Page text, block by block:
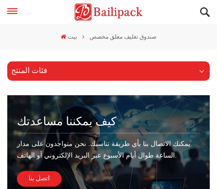
بيت صندوق تغليف معلق مخصص
فئات المنتج
كيف يمكننا مساعدتك
يمكنك الاتصال بنا بأي طريقة تناسبك. نحن متواجدون على مدار
الساعة طوال أيام الأسبوع عبر البريد الإلكتروني أو الهاتف.
اتصل بنا